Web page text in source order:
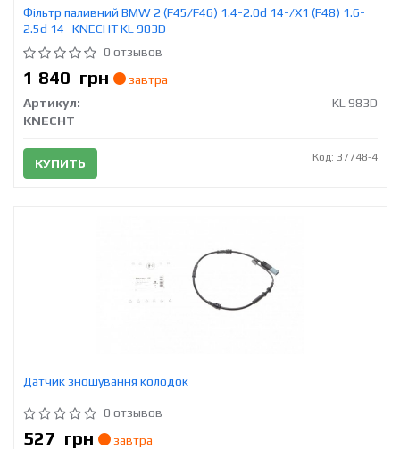
Фільтр паливний BMW 2 (F45/F46) 1.4-2.0d 14-/X1 (F48) 1.6-
2.5d 14- KNECHT KL 983D
0 отзывов
1 840 грн
завтра
Артикул:
KL 983D
KNECHT
КУПИТЬ Код: 37748-4
Датчик зношування колодок
0 отзывов
527 грн
завтра